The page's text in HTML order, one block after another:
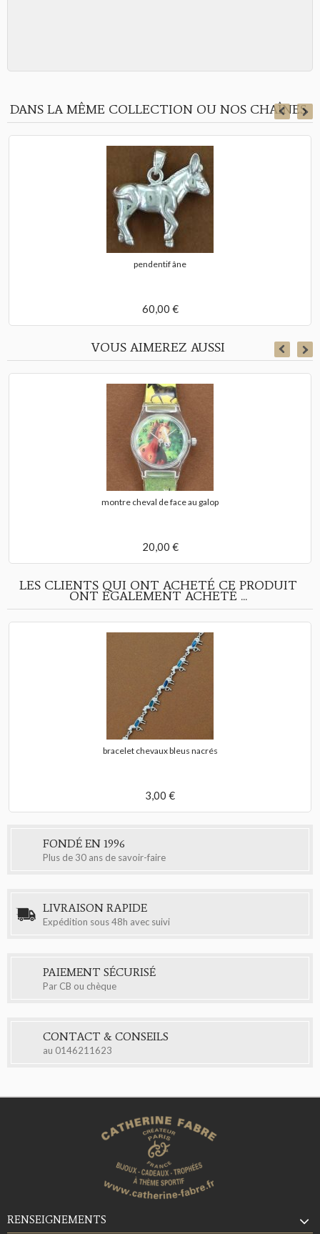
DANS LA MÊME COLLECTION OU NOS CHAÎNES
pendentif âne
60,00 €
VOUS AIMEREZ AUSSI
montre cheval de face au galop
20,00 €
LES CLIENTS QUI ONT ACHETÉ CE PRODUIT
ONT ÉGALEMENT ACHETÉ ...
bracelet chevaux bleus nacrés
3,00 €
FONDÉ EN 1996
Plus de 30 ans de savoir-faire
LIVRAISON RAPIDE
Expédition sous 48h avec suivi
PAIEMENT SÉCURISÉ
Par CB ou chèque
CONTACT & CONSEILS
au 0146211623
RENSEIGNEMENTS